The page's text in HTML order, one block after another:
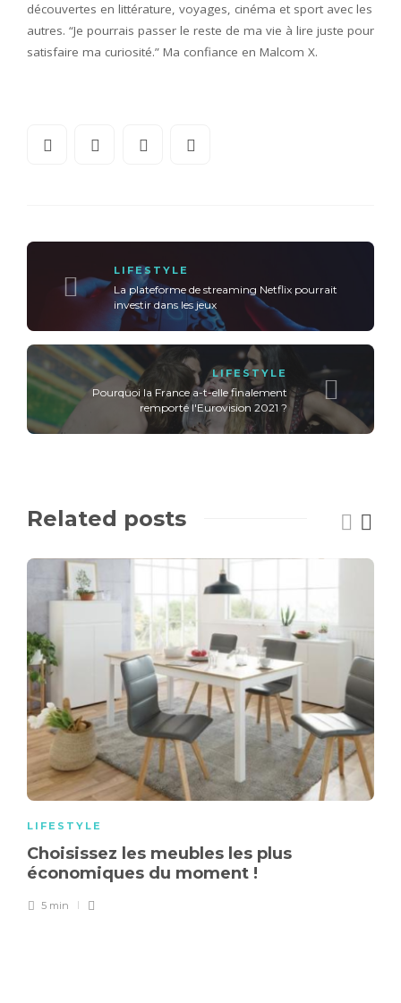
découvertes en littérature, voyages, cinéma et sport avec les
autres. “Je pourrais passer le reste de ma vie à lire juste pour
satisfaire ma curiosité.” Ma confiance en Malcom X.
LIFESTYLE
La plateforme de streaming Netflix pourrait
investir dans les jeux
LIFESTYLE
Pourquoi la France a-t-elle finalement
remporté l'Eurovision 2021 ?
Related posts
LIFESTYLE
Choisissez les meubles les plus
économiques du moment !
5 min